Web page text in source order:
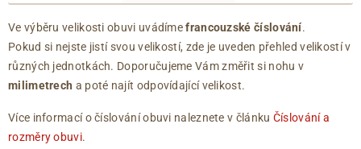
Ve výběru velikosti obuvi uvádímefrancouzské číslování.
Pokud si nejste jistí svou velikostí, zde je uveden přehled velikostí v
různých jednotkách. Doporučujeme Vám změřit si nohu v
milimetrech a poté najít odpovídající velikost.
Více informací o číslování obuvi naleznete v článku Číslování a
rozměry obuvi.